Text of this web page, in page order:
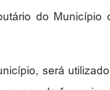
do Município
será